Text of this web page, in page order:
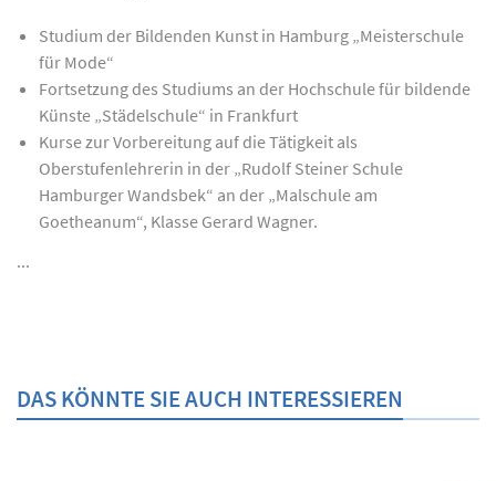
Studium der Bildenden Kunst in Hamburg „Meisterschule
für Mode“
Fortsetzung des Studiums an der Hochschule für bildende
Künste „Städelschule“ in Frankfurt
Kurse zur Vorbereitung auf die Tätigkeit als
Oberstufenlehrerin in der „Rudolf Steiner Schule
Hamburger Wandsbek“ an der „Malschule am
Goetheanum“, Klasse Gerard Wagner.
...
DAS KÖNNTE SIE AUCH INTERESSIEREN